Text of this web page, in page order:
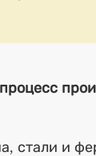
стали и